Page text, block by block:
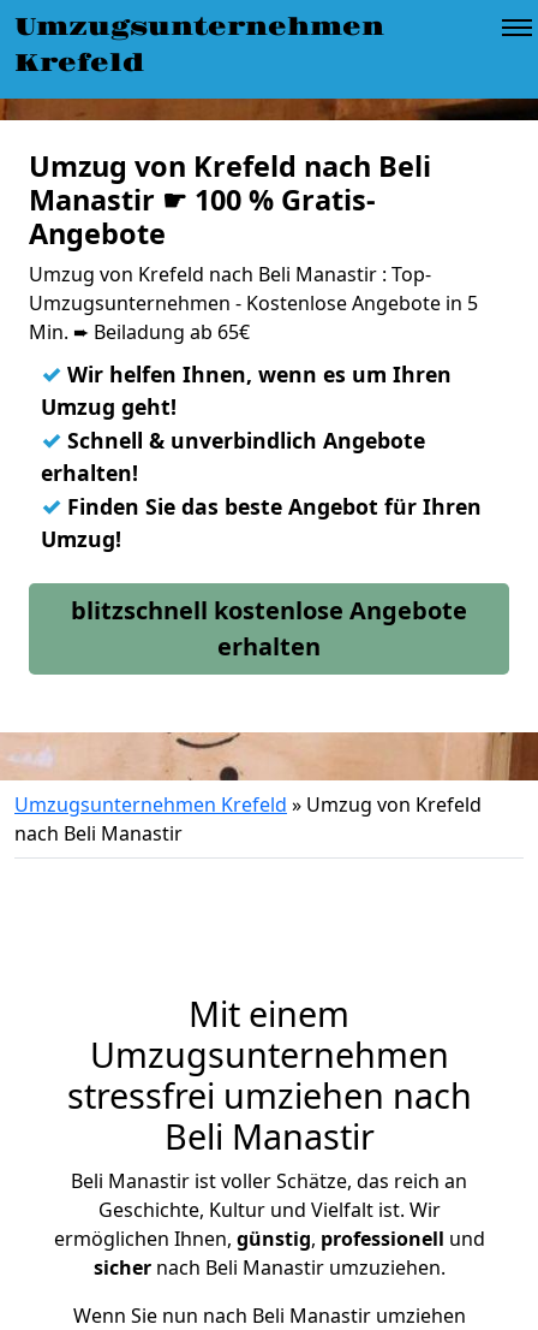
Umzugsunternehmen
Krefeld
Umzug von Krefeld nach Beli
Manastir ☛ 100 % Gratis-
Angebote
Umzug von Krefeld nach Beli Manastir : Top-
Umzugsunternehmen - Kostenlose Angebote in 5
Min. ➨ Beiladung ab 65€
✓ Wir helfen Ihnen, wenn es um Ihren
Umzug geht!
✓ Schnell & unverbindlich Angebote
erhalten!
✓ Finden Sie das beste Angebot für Ihren
Umzug!
blitzschnell kostenlose Angebote
erhalten
Umzugsunternehmen Krefeld » Umzug von Krefeld
nach Beli Manastir
Mit einem
Umzugsunternehmen
stressfrei umziehen nach
Beli Manastir
Beli Manastir ist voller Schätze, das reich an
Geschichte, Kultur und Vielfalt ist. Wir
ermöglichen Ihnen, günstig, professionell und
sichernach Beli Manastir umzuziehen.
Wenn Sie nun nach Beli Manastir umziehen